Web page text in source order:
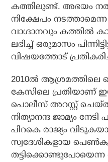
കത്തിലുണ്ട്. അഭയം
നിക്ഷേപം
വാഗ്ദാനവും കത്തില്‍
ലഭിച്ച് ഒരുമാസം
വിഷയത്തോട്
2010ല്‍ ആശ്രമത്തിലെ
കേസിലെ പ്രതിയാണ്
പൊലീസ് അറസ്റ്റ് ചെയ്തു
നിത്യാനന്ദ ജാമ്യം
പിറകെ രാജ്യം
സ്വദേശികളായ